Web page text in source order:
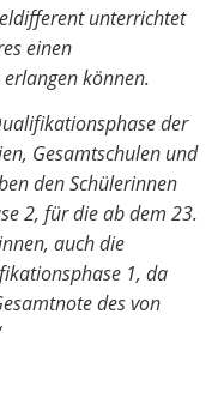
unterrichtet
einen
können.
der
Gesamtschulen und
den Schülerinnen
2, für die ab dem 23.
auch die
1, da
des von